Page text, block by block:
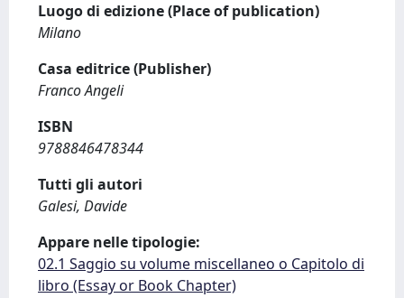
Luogo di edizione (Place of publication)
Milano
Casa editrice (Publisher)
Franco Angeli
ISBN
9788846478344
Tutti gli autori
Galesi, Davide
Appare nelle tipologie:
02.1 Saggio su volume miscellaneo o Capitolo di
libro (Essay or Book Chapter)